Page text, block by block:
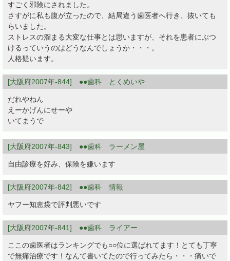
すごく邪険にされました。
さすがに私も腹が立ったので、結局違う歯医者へ行き、抜いても
らいました。
ストレスの溜まる大変な仕事とは思いますが、それを患者にぶつ
けるっていうのはどうなんでしょうか・・・。
人格疑います。
[大阪府2007年-844] ●●歯科 とくめいや
だれやねん
えーかげんにせーや
いてまうで
[大阪府2007年-843] ●●歯科 ラーメン屋
自由診療を好み、保険を嫌います
[大阪府2007年-842] ●●歯科 情報
ヤフー知恵袋で評判悪いです
[大阪府2007年-841] ●●歯科 ライアー
ここの歯医者はランキングでも○○位に選ばれてます！とても丁寧
で無痛治療です！なんて書いてたので行ってみたら・・・痛いで